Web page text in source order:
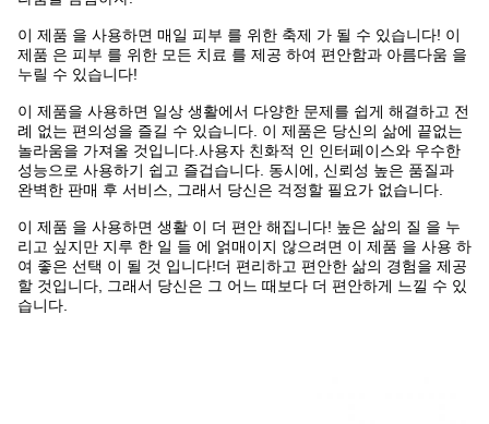
이 제품 을 사용하면 매일 피부 를 위한 축제 가 될 수 있습니다! 이
제품 은 피부 를 위한 모든 치료 를 제공 하여 편안함과 아름다움 을
누릴 수 있습니다!
이 제품을 사용하면 일상 생활에서 다양한 문제를 쉽게 해결하고 전
례 없는 편의성을 즐길 수 있습니다. 이 제품은 당신의 삶에 끝없는
놀라움을 가져올 것입니다.사용자 친화적 인 인터페이스와 우수한
성능으로 사용하기 쉽고 즐겁습니다. 동시에, 신뢰성 높은 품질과
완벽한 판매 후 서비스, 그래서 당신은 걱정할 필요가 없습니다.
이 제품 을 사용하면 생활 이 더 편안 해집니다! 높은 삶의 질 을 누
리고 싶지만 지루 한 일 들 에 얽매이지 않으려면 이 제품 을 사용 하
여 좋은 선택 이 될 것 입니다!더 편리하고 편안한 삶의 경험을 제공
할 것입니다, 그래서 당신은 그 어느 때보다 더 편안하게 느낄 수 있
습니다.